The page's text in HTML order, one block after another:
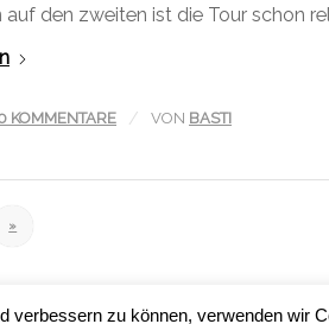
auf den zweiten ist die Tour schon
KOMMENTARE / VON BASTI
»
verbessern zu können, verwenden